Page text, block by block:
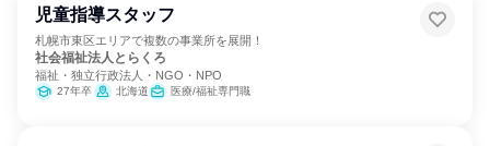
児童指導スタッフ
札幌市東区エリアで複数の事業所を展開！
社会福祉法人とらくろ
福祉・独立行政法人・NGO・NPO
27年卒 北海道 医療/福祉専門職